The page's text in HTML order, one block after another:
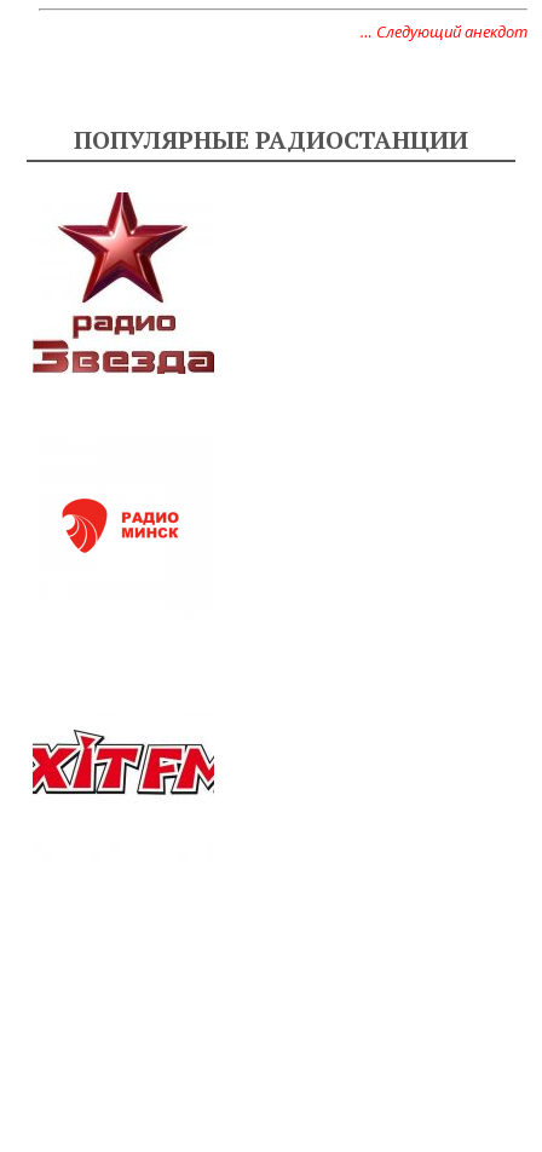
… Следующий анекдот
ПОПУЛЯРНЫЕ РАДИОСТАНЦИИ